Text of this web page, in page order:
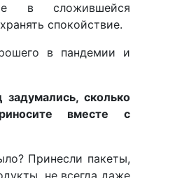
в сложившейся
спокойствие.
в пандемии и
задумались, сколько
вместе с
Принесли пакеты,